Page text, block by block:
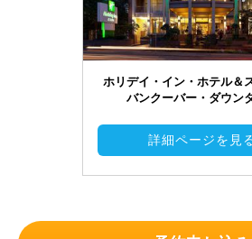
ホリデイ・イン・ホテル＆
バンクーバー・ダウン
詳細ページを見